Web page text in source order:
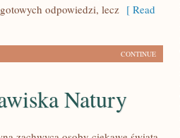
odpowiedzi, lecz [ Read
CONTINUE
Natury